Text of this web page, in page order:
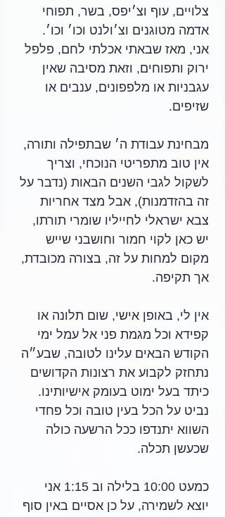
צלויים, עוף וצ׳יפס, בשר, תפוחי
אדמה מטוגנים וצ׳ולנט וכו׳ וכו׳.
אני, מאז שבאתי אכלתי לחם, פלפל
ירוק ותפוחים, וזאת מסיבה שאין
עגבניות או מלפפונים, ענבים או
שזיפים.
מבחינת עבודת ה׳ שבתפילה ותורה,
אין טוב מתפריטי הנוכחי, וצריך
לשקול לגבי השנים הבאות (נדבר על
זה בהזדמנות), אבל מצד אחריות
צבא ישראלי לחייליו שומרי תורתו,
יש כאן לקוי חמור וחושבני שייש
מקום למחות על זה, בצורה מכובדת,
אך תקיפה.
אין לי, באופן אישי, שום תלונה או
קפידא וכל מגמת פני אל עמל ימי
הקודש הבאים עלינו לטובה, שבע״ה
נתחזק לקבוע את רצונות הקדושים
כיתד בעל ימוט בעומק אישיותינו.
נביט על הכל בעין טובה וכל פחדי
השווא יתנדפו ככל הרשעה כולה
שכעשן תכלה.
כמעט 10:00 בלילה וב 1:15 אני
יוצא לשמירה, על כן אסיים באין סוף